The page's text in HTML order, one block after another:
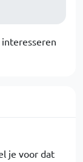
je voor dat